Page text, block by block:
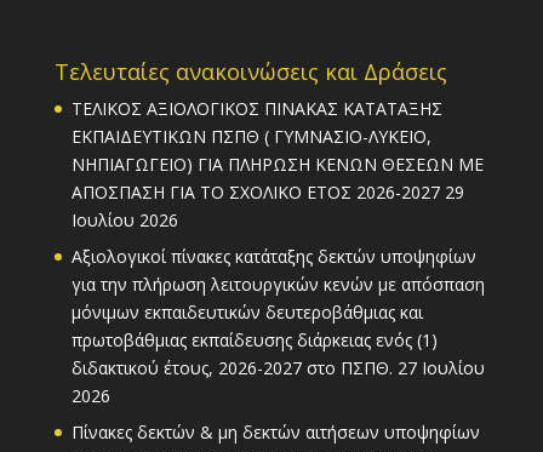
Τελευταίες ανακοινώσεις και Δράσεις
ΤΕΛΙΚΟΣ ΑΞΙΟΛΟΓΙΚΟΣ ΠΙΝΑΚΑΣ ΚΑΤΑΤΑΞΗΣ
ΕΚΠΑΙΔΕΥΤΙΚΩΝ ΠΣΠΘ ( ΓΥΜΝΑΣΙΟ-ΛΥΚΕΙΟ,
ΝΗΠΙΑΓΩΓΕΙΟ) ΓΙΑ ΠΛΗΡΩΣΗ ΚΕΝΩΝ ΘΕΣΕΩΝ ΜΕ
ΑΠΟΣΠΑΣΗ ΓΙΑ ΤΟ ΣΧΟΛΙΚΟ ΕΤΟΣ 2026-2027 29
Ιουλίου 2026
Αξιολογικοί πίνακες κατάταξης δεκτών υποψηφίων
για την πλήρωση λειτουργικών κενών με απόσπαση
μόνιμων εκπαιδευτικών δευτεροβάθμιας και
πρωτοβάθμιας εκπαίδευσης διάρκειας ενός (1)
διδακτικού έτους, 2026-2027 στο ΠΣΠΘ. 27 Ιουλίου
2026
Πίνακες δεκτών & μη δεκτών αιτήσεων υποψηφίων